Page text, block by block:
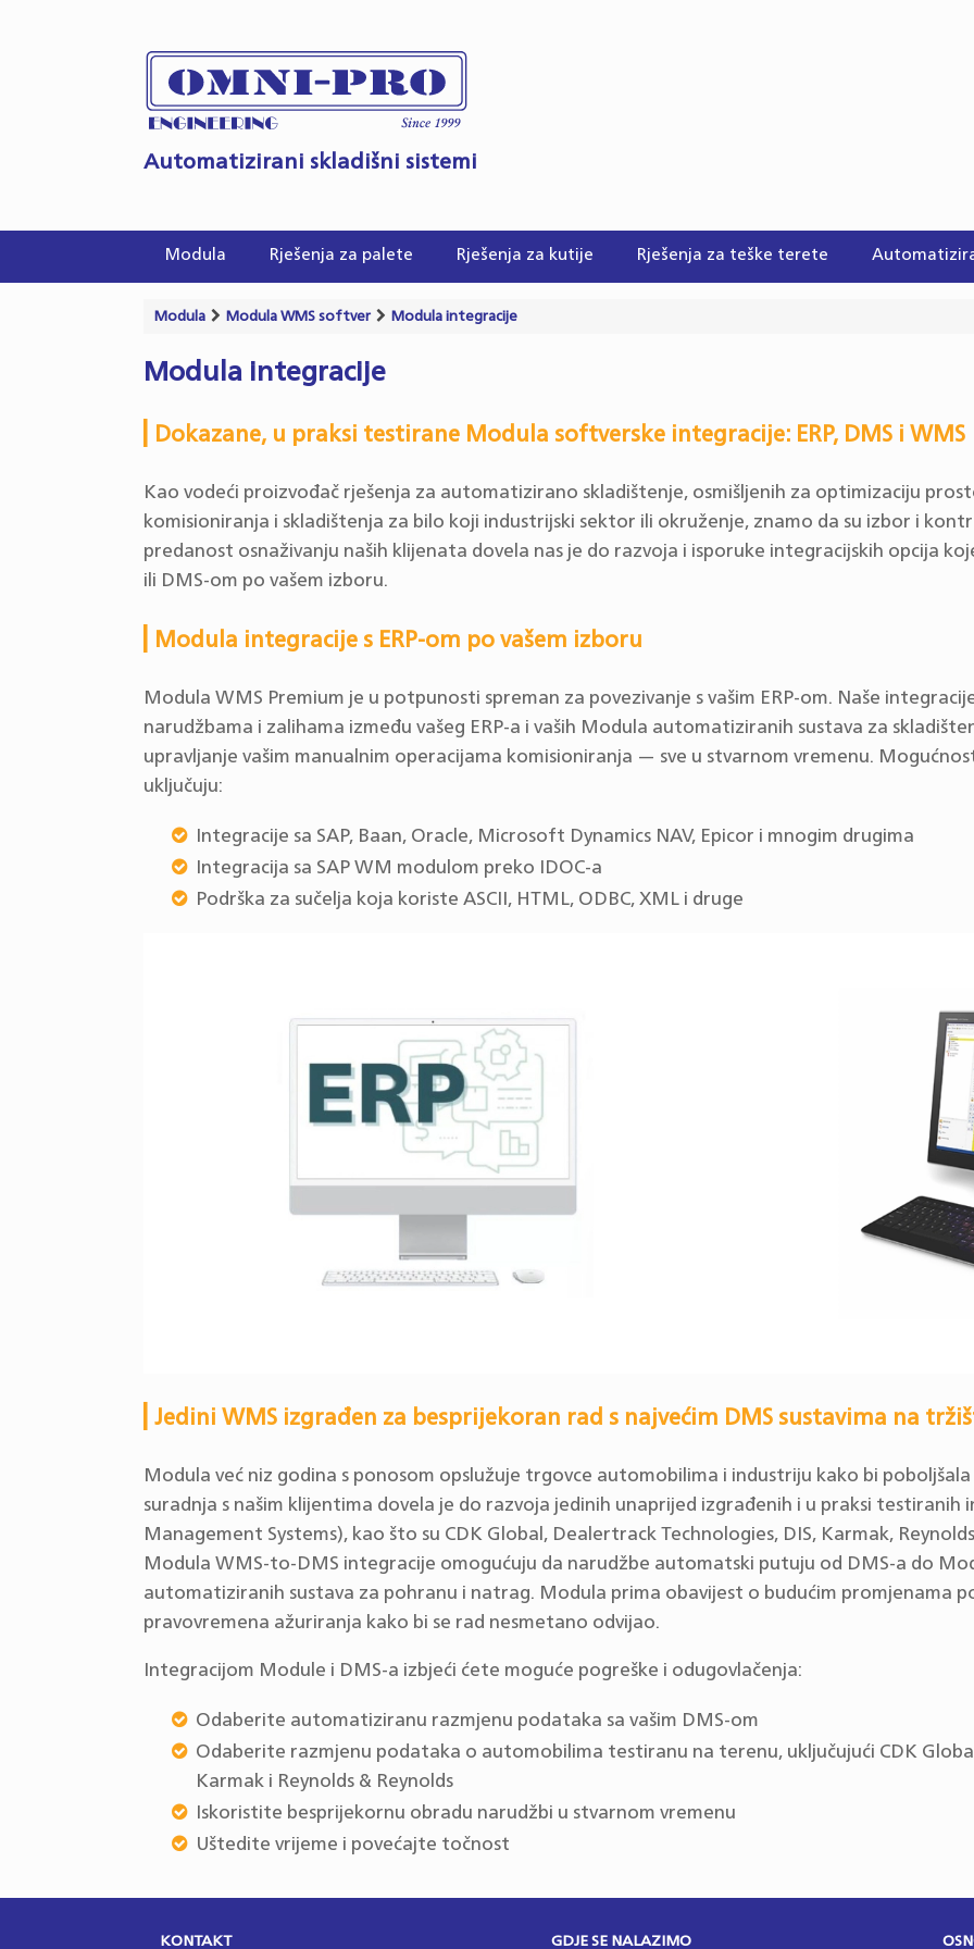
Automatizirani skladišni sistemi
Modula Rješenja za palete Rješenja za kutije Rješenja za teške terete
Modula Modula WMS softver Modula integracije
Modula integracije
Dokazane, u praksi testirane Modula softverske integracije: ERP, DMS i WMS
Kao vodeći proizvođač rješenja za automatizirano skladištenje, osmišljenih za optimizaciju
komisioniranja i skladištenja za bilo koji industrijski sektor ili okruženje, znamo da su izbor i
predanost osnaživanju naših klijenata dovela nas je do razvoja i isporuke integracijskih opcija
ili DMS-om po vašem izboru.
Modula integracije s ERP-om po vašem izboru
Modula WMS Premium je u potpunosti spreman za povezivanje s vašim ERP-om. Naše
narudžbama i zalihama između vašeg ERP-a i vaših Modula automatiziranih sustava za
upravljanje vašim manualnim operacijama komisioniranja — sve u stvarnom vremenu.
uključuju:
Integracije sa SAP, Baan, Oracle, Microsoft Dynamics NAV, Epicor i mnogim drugima
Integracija sa SAP WM modulom preko IDOC-a
Podrška za sučelja koja koriste ASCII, HTML, ODBC, XML i druge
Jedini WMS izgrađen za besprijekoran rad s najvećim DMS sustavima na
Modula već niz godina s ponosom opslužuje trgovce automobilima i industriju kako bi poboljšala
suradnja s našim klijentima dovela je do razvoja jedinih unaprijed izgrađenih i u praksi testiranih
Management Systems), kao što su CDK Global, Dealertrack Technologies, DIS, Karmak,
Modula WMS-to-DMS integracije omogućuju da narudžbe automatski putuju od DMS-a do
automatiziranih sustava za pohranu i natrag. Modula prima obavijest o budućim promjenama
pravovremena ažuriranja kako bi se rad nesmetano odvijao.
Integracijom Module i DMS-a izbjeći ćete moguće pogreške i odugovlačenja:
Odaberite automatiziranu razmjenu podataka sa vašim DMS-om
Odaberite razmjenu podataka o automobilima testiranu na terenu, uključujući CDK
Karmak i Reynolds & Reynolds
Iskoristite besprijekornu obradu narudžbi u stvarnom vremenu
Uštedite vrijeme i povećajte točnost
KONTAKT GDJE SE NALAZIMO